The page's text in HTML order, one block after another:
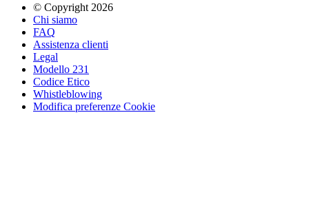
© Copyright 2026
Chi siamo
FAQ
Assistenza clienti
Legal
Modello 231
Codice Etico
Whistleblowing
Modifica preferenze Cookie